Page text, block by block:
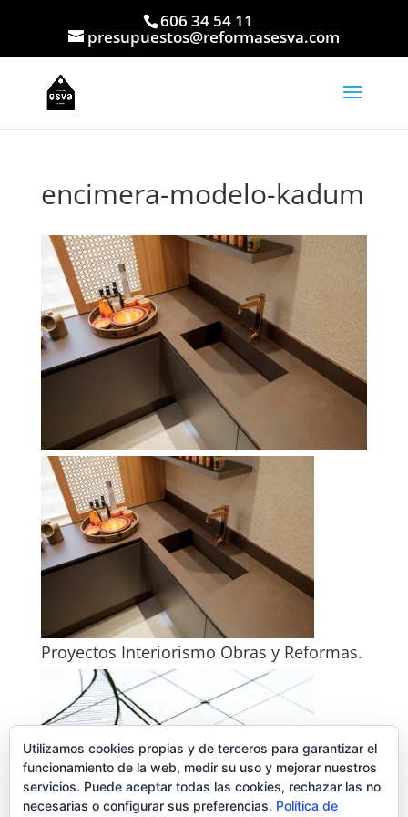
606 34 54 11
presupuestos@reformasesva.com
encimera-modelo-kadum
Proyectos Interiorismo Obras y Reformas.
Utilizamos cookies propias y de terceros para garantizar el
funcionamiento de la web, medir su uso y mejorar nuestros
servicios. Puede aceptar todas las cookies, rechazar las no
necesarias o configurar sus preferencias. Política de